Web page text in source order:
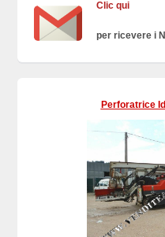
Clic qui
per ricevere i
Perforatrice